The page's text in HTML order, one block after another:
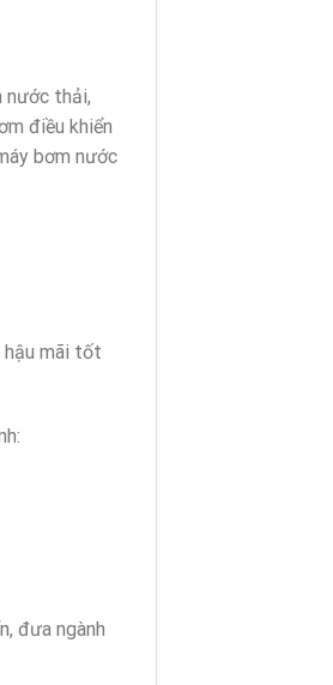
nước thải,
điều khiển
bơm nước
hậu mãi tốt
đưa ngành